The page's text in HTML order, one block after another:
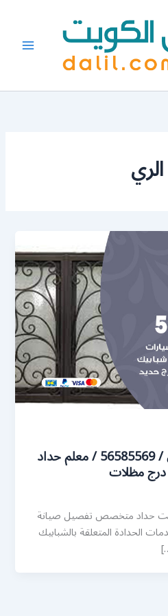
رقم حداد شبابيك الري / 56585569 / معلم حداد
درج مظلات
حداد متخصص تفصيل صيانة
الحدادة المتعلقة بالشبابيك